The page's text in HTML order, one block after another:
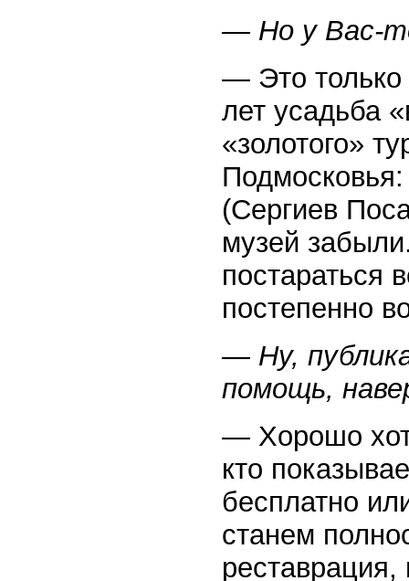
— Но у Вас-
— Это только
лет усадьба
«золотого»
(Сергиев
музей
постараться
постепенно
— Ну,
помощь,
— Хорошо
кто
бесплатно
станем